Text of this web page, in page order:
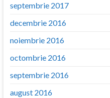
septembrie 2017
decembrie 2016
noiembrie 2016
octombrie 2016
septembrie 2016
august 2016